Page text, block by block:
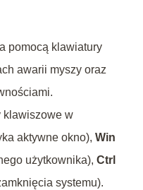
pomocą klawiatury
awarii myszy oraz
klawiszowe w
aktywne okno), Win
użytkownika), Ctrl
systemu).